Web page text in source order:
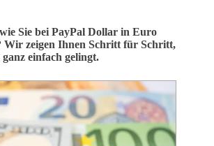
Sie bei PayPal Dollar in Euro
Wir zeigen Ihnen Schritt für Schritt,
einfach gelingt.